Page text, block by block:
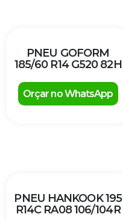
PNEU GOFORM
185/60 R14 G520 82H
Orçar no WhatsApp
PNEU HANKOOK 195
R14C RA08 106/104R